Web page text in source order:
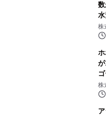
株
株